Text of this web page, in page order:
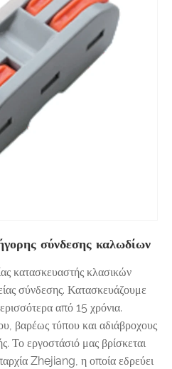
σύνδεσης καλωδίων
κατασκευαστής κλασικών
σύνδεσης. Κατασκευάζουμε
από 15 χρόνια.
βαρέως τύπου και αδιάβροχους
Το εργοστάσιό μας βρίσκεται
Zhejiang, η οποία εδρεύει